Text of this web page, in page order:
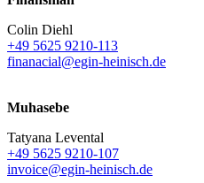
Colin Diehl
+49 5625 9210-113
finanacial@egin-heinisch.de
Muhasebe
Tatyana Levental
+49 5625 9210-107
invoice@egin-heinisch.de